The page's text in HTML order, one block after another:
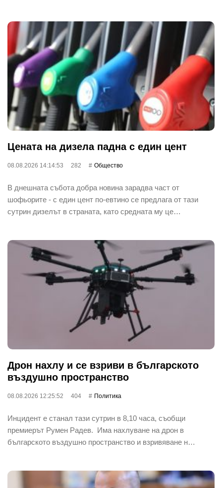
Цената на дизела падна с един цент
08.08.2026 14:14:53 282 Общество
В днешната събота добра новина зарадва част от
шофьорите - с един цент по-евтино се предлага от тази
сутрин дизелът в страната, като средната му це…
Дрон нахлу и се взриви в българското
въздушно пространство
08.08.2026 12:25:52 404 Политика
Инцидент е станал тази сутрин в 8,10 часа, съобщи
премиерът Румен Радев. Има нахлуване на дрон в
българското въздушно пространство и взривяване н…